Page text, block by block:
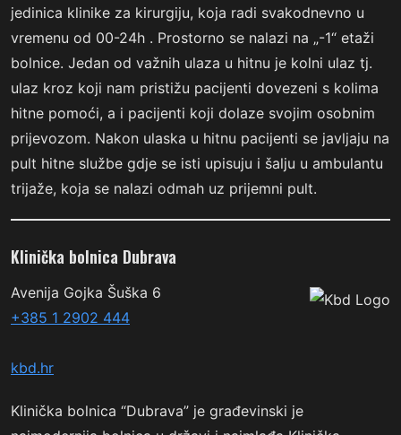
jedinica klinike za kirurgiju, koja radi svakodnevno u
vremenu od 00-24h . Prostorno se nalazi na „-1“ etaži
bolnice. Jedan od važnih ulaza u hitnu je kolni ulaz tj.
ulaz kroz koji nam pristižu pacijenti dovezeni s kolima
hitne pomoći, a i pacijenti koji dolaze svojim osobnim
prijevozom. Nakon ulaska u hitnu pacijenti se javljaju na
pult hitne službe gdje se isti upisuju i šalju u ambulantu
trijaže, koja se nalazi odmah uz prijemni pult.
Klinička bolnica Dubrava
Avenija Gojka Šuška 6
+385 1 2902 444
kbd.hr
Klinička bolnica “Dubrava” je građevinski je